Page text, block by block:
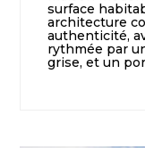
surface
architecture
authenticité,
rythmée par
grise, et un